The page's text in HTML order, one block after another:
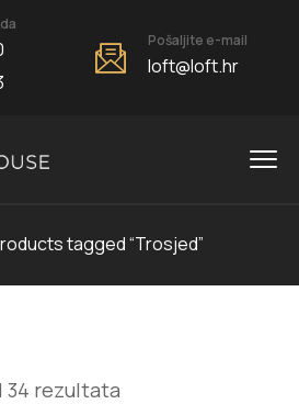
Pošaljite e-mail
loft@loft.hr
tagged “Trosjed”
34 rezultata